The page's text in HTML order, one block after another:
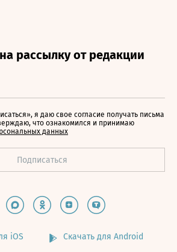
я даю свое согласие получать письма
что ознакомился и принимаю
данных
iOS Скачать для Android